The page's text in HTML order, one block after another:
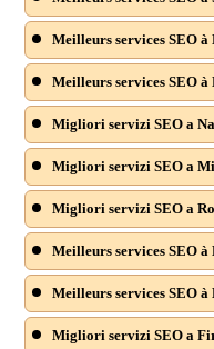
Meilleurs services SEO à
Meilleurs services SEO à
Migliori servizi SEO a
Migliori servizi SEO a
Migliori servizi SEO a
Meilleurs services SEO
Meilleurs services SEO à
Migliori servizi SEO a